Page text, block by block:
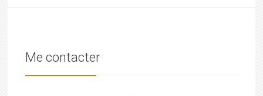
Me contacter